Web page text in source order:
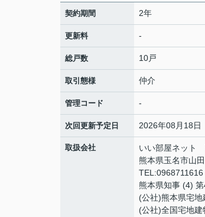
契約期間 2年
更新料 -
総戸数 10戸
取引態様 仲介
管理コード -
次回更新予定日 2026年08月18日
取扱会社
いい部屋ネット
熊本県玉名市山
TEL:0968711616
熊本県知事 (4)
(公社)熊本県宅
(公社)全国宅地